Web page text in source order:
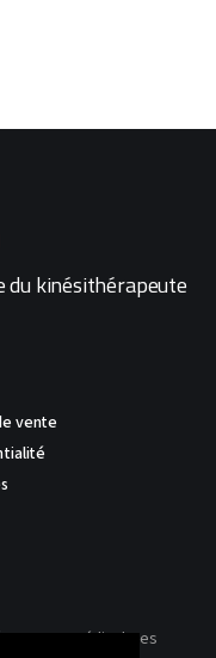
du kinésithérapeute
vente
au corps médical. Les